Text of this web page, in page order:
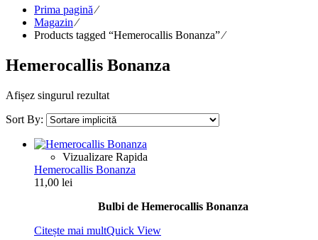
Prima pagină⁄
Magazin ⁄
Products tagged “Hemerocallis Bonanza”⁄
Hemerocallis Bonanza
Afișez singurul rezultat
Sort By:
Vizualizare Rapida
Hemerocallis Bonanza
11,00 lei
Bulbi de Hemerocallis Bonanza
Citește mai multQuick View